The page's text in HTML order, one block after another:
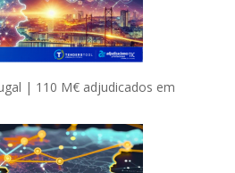
| 110 M€ adjudicados em